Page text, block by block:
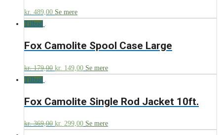
kr. 489,00 Se mere
Tilbud
Fox Camolite Spool Case Large
kr.179,00 kr. 149,00 Se mere
Tilbud
Fox Camolite Single Rod Jacket 10ft.
kr.369,00 kr. 299,00 Se mere